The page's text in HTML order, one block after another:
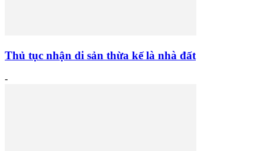
Thủ tục nhận di sản thừa kế là nhà đất
-